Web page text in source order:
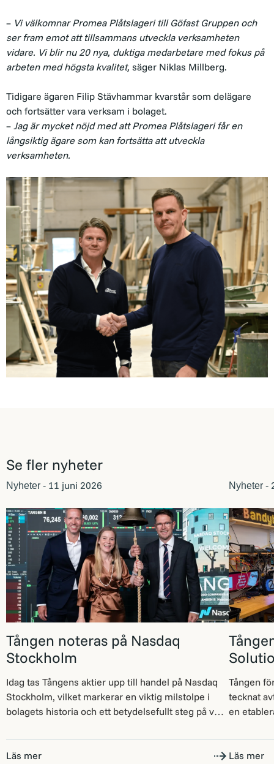
– Vi välkomnar Promea Plåtslageri till Göfast Gruppen och
ser fram emot att tillsammans utveckla verksamheten
vidare. Vi blir nu 20 nya, duktiga medarbetare med fokus på
arbeten med högsta kvalitet, säger Niklas Millberg.
Tidigare ägaren Filip Stävhammar kvarstår som delägare
och fortsätter vara verksam i bolaget.
– Jag är mycket nöjd med att Promea Plåtslageri får en
långsiktig ägare som kan fortsätta att utveckla
verksamheten.
Se fler nyheter
Nyheter - 11 juni 2026
Tången noteras på Nasdaq
Stockholm
Idag tas Tångens aktier upp till handel på Nasdaq
Stockholm, vilket markerar en viktig milstolpe i
bolagets historia och ett betydelsefullt steg på vår
tydlig strategi: att förvärva, utveckla och långsiktigt
äga nischade företag i Norden. Noteringen stärker
Läs mer
Nyheter -
Tången
tecknat
en
Tillträde
utvecklar
Läs mer